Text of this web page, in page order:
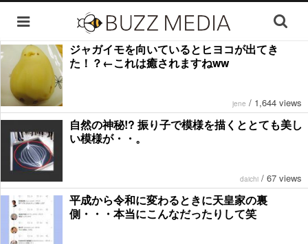
ジャガイモを向いているとヒヨコが出てき
た！？←これは癒されますねww
jene / 1,644 views
自然の神秘!? 振り子で模様を描くととても美し
い模様が・・。
daichi / 67 views
平成から令和に変わるときに天皇家の裏
側・・・本当にこんなだったりして笑